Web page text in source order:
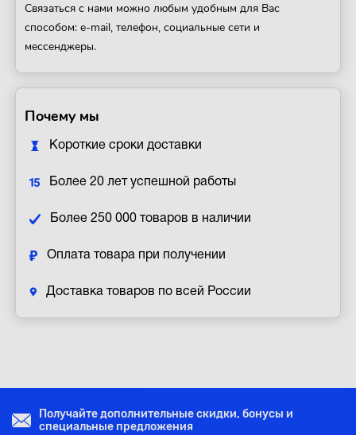
Связаться с нами можно любым удобным для Вас
способом: e-mail, телефон, социальные сети и
мессенджеры.
Почему мы
Короткие сроки доставки
Более 20 лет успешной работы
Более 250 000 товаров в наличии
Оплата товара при получении
Доставка товаров по всей России
Получайте дополнительные скидки, бонусы и
специальные предложения